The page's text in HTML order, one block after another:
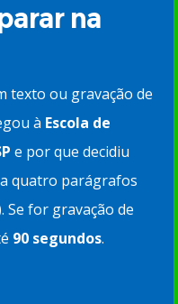
na
texto ou gravação de
à Escola de
e por que decidiu
quatro parágrafos
Se for gravação de
90 segundos.